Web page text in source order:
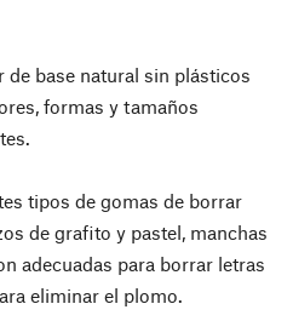
de base natural sin plásticos
formas y tamaños
tipos de gomas de borrar
de grafito y pastel, manchas
adecuadas para borrar letras
eliminar el plomo.